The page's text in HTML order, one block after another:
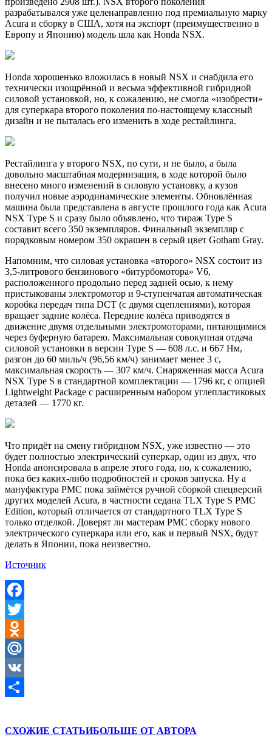
разрабатывался уже целенаправленно под премиальную марку
Acura и сборку в США, хотя на экспорт (преимущественно в
Европу и Японию) модель шла как Honda NSX.
Honda хорошенько вложилась в новый NSX и снабдила его
технически изощрённой и весьма эффективной гибридной
силовой установкой, но, к сожалению, не смогла «изобрести»
для суперкара второго поколения по-настоящему классный
дизайн и не пыталась его изменить в ходе рестайлинга.
Рестайлинга у второго NSX, по сути, и не было, а была
довольно масштабная модернизация, в ходе которой было
внесено много изменений в силовую установку, а кузов
получил новые аэродинамические элементы. Обновлённая
машина была представлена в августе прошлого года как Acura
NSX Type S и сразу было объявлено, что тираж Type S
составит всего 350 экземпляров. Финальный экземпляр с
порядковым номером 350 окрашен в серый цвет Gotham Gray.
Напомним, что силовая установка «второго» NSX состоит из
3,5-литрового бензинового «битурбомотора» V6,
расположенного продольно перед задней осью, к нему
пристыкованы электромотор и 9-ступенчатая автоматическая
коробка передач типа DCT (с двумя сцеплениями), которая
вращает задние колёса. Передние колёса приводятся в
движение двумя отдельными электромоторами, питающимися
через буферную батарею. Максимальная совокупная отдача
силовой установки в версии Type S — 608 л.с. и 667 Нм,
разгон до 60 миль/ч (96,56 км/ч) занимает менее 3 с,
максимальная скорость — 307 км/ч. Снаряженная масса Acura
NSX Type S в стандартной комплектации — 1796 кг, с опцией
Lightweight Package с расширенным набором углепластиковых
деталей — 1770 кг.
Что придёт на смену гибридном NSX, уже известно — это
будет полностью электрический суперкар, один из двух, что
Honda анонсировала в апреле этого года, но, к сожалению,
пока без каких-либо подробностей и сроков запуска. Ну а
мануфактура PMC пока займётся ручной сборкой спецверсий
других моделей Acura, в частности седана TLX Type S PMC
Edition, который отличается от стандартного TLX Type S
только отделкой. Доверят ли мастерам PMC сборку нового
электрического суперкара или его, как и первый NSX, будут
делать в Японии, пока неизвестно.
Источник
Facebook
Twitter
Odnoklassniki
Mail.Ru
VK
СХОЖИЕ СТАТЬИБОЛЬШЕ ОТ АВТОРА